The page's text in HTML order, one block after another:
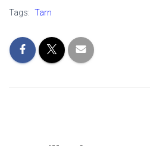
Tags: Tarn